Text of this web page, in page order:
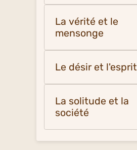
La vérité et le
mensonge
Le désir et l'esprit
La solitude et la
société